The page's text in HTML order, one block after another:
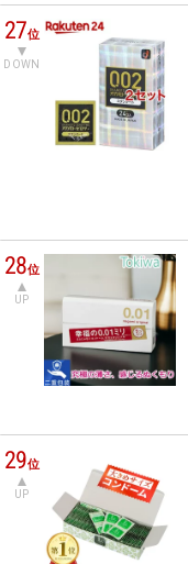
27位
DOWN
28位
UP
29位
UP